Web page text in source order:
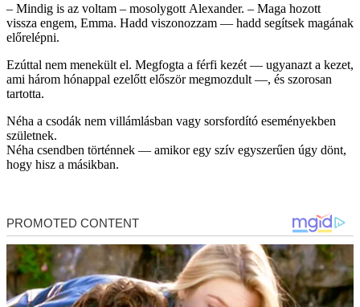
– Mindig is az voltam – mosolygott Alexander. – Maga hozott
vissza engem, Emma. Hadd viszonozzam — hadd segítsek magának
előrelépni.
Ezúttal nem menekült el. Megfogta a férfi kezét — ugyanazt a kezet,
ami három hónappal ezelőtt először megmozdult —, és szorosan
tartotta.
Néha a csodák nem villámlásban vagy sorsfordító eseményekben
születnek.
Néha csendben történnek — amikor egy szív egyszerűen úgy dönt,
hogy hisz a másikban.